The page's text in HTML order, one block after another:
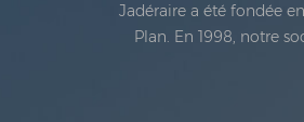
Jadéraire a été fondée
Plan. En 1998, notre
métrologie légale En